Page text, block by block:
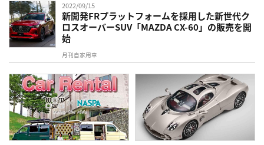
2022/09/15
新開発FRプラットフォームを採用した新世代ク
ロスオーバーSUV「MAZDA CX-60」の販売を開
始
月刊自家用車